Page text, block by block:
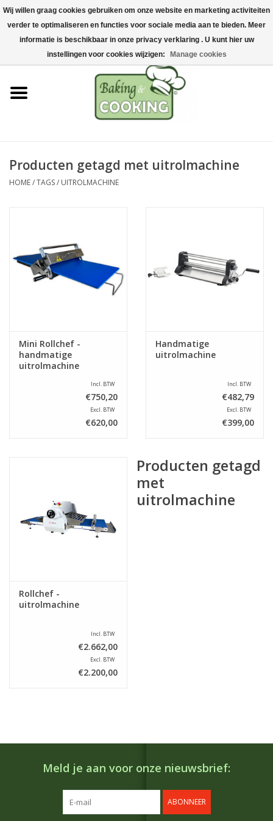
Home
Bak-& kookgerei
Machines & onderdelen
Chocolade & ijsbereiding
Hygiëne & opslag
Acties
Producten getagd met uitrolmachine
HOME/TAGS/ UITROLMACHINE
Mini Rollchef -
handmatige
uitrolmachine
Incl. BTW
€750,20
Excl. BTW
€620,00
Handmatige
uitrolmachine
Incl. BTW
€482,79
Excl. BTW
€399,00
Rollchef -
uitrolmachine
Incl. BTW
€2.662,00
Excl. BTW
€2.200,00
Producten getagd
met
uitrolmachine
Meld je aan voor onze nieuwsbrief:
ABONNEER
Wij willen graag cookies gebruiken om onze website en marketing activiteiten
verder te optimaliseren en functies voor sociale media aan te bieden. Meer
informatie is beschikbaar in onze privacy verklaring . U kunt hier uw
instellingen voor cookies wijzigen:
Manage cookies